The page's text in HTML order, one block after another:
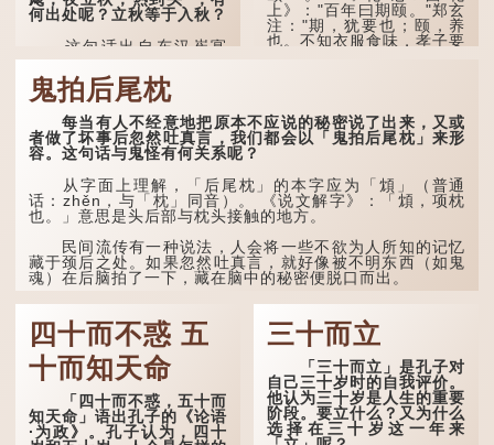
吹起。后两句，便是全诗的
灵魂...
何出处呢？立秋等于入秋？
这句话出自东汉崔寔
《四民月令》：“朝立秋，
冷飕飕；夜立秋，热到
头”。到了清代，顾禄在
《清嘉录》里记录苏州风俗
时，也引用了这句谚语。不
过当地百姓的口头说法
是“朝立秋，渹飕飕；夜立
有不同，但意思完全一致。
那么，这句话到底准不
朴素观察：如果立秋的精
确...
上》："百年曰期颐。"郑玄
注："期，犹要也；颐，养
也。不知衣服食味，孝子要
鬼拍后尾枕
每当有人不经意地把原本不应说的秘密说了出来，又或
者做了坏事后忽然吐真言，我们都会以「鬼拍后尾枕」来形
容。这句话与鬼怪有何关系呢？
从字面上理解，「后尾枕」的本字应为「䪴」（普通
话：zhěn，与「枕」同音）。 《说文解字》：「䪴，项枕
也。」意思是头后部与枕头接触的地方。
民间流传有一种说法，人会将一些不欲为人所知的记忆
藏于颈后之处。如果忽然吐真言，就好像被不明东西（如鬼
魂）在后脑拍了一下，藏在脑中的秘密便脱口而出。
因此...
四十而不惑 五
十而知天命
「四十而不惑，五十而
知天命」语出孔子的《论语
·为政》。孔子认为，四十
三十而立
「三十而立」是孔子对
自己三十岁时的自我评价。
他认为三十岁是人生的重要
阶段。要立什么？又为什么
选择在三十岁这一年来